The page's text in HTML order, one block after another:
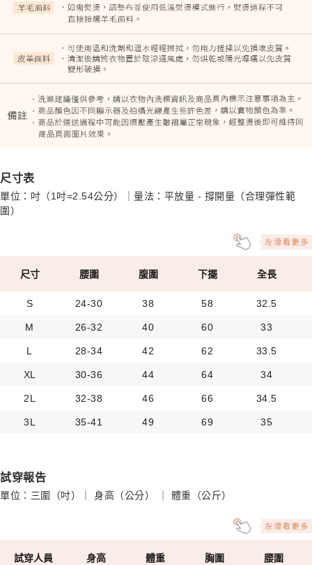
尺寸表
單位：吋（1吋=2.54公分）｜量法：平放量 - 撐開量（合理彈性範
圍）
尺寸 腰圍 腹圍 下擺 全長
S 24-30 38 58 32.5
M 26-32 40 60 33
L 28-34 42 62 33.5
XL 30-36 44 64 34
2L 32-38 46 66 34.5
3L 35-41 49 69 35
試穿報告
單位：三圍（吋）｜ 身高（公分） ｜ 體重（公斤）
試穿人員 身高 體重 胸圍 腰圍